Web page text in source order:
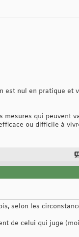
est nul en pratique et
mesures qui peuvent
ou difficile à
selon les
de celui qui juge